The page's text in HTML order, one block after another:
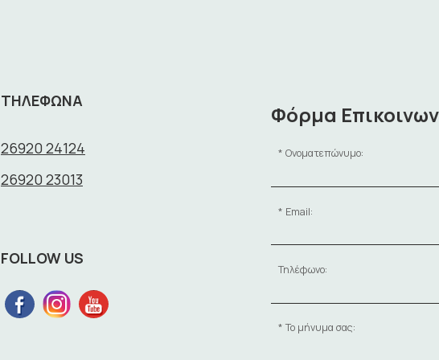
ΤΗΛΕΦΩΝΑ
26920 24124
26920 23013
FOLLOW US
Φόρμα
Ονοματεπώνυμο:
Email:
Τηλέφωνο:
Το μήνυμα σας: